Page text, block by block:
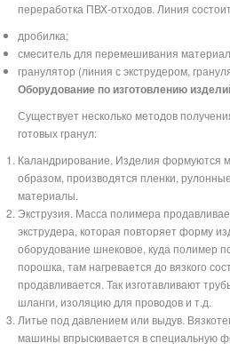
переработка ПВХ-отходов. Линия
дробилка;
смеситель для перемешивания
гранулятор (линия с экструдером,
Оборудование по изготовлению
Существует несколько методов
готовых гранул:
Каландрирование. Изделия формуются
образом, производятся пленки,
материалы.
Экструзия. Масса полимера
экструдера, которая повторяет форму
оборудование шнековое, куда полимер
порошка, там нагревается до вязкого
продавливается. Так изготавливают
шланги, изоляцию для проводов и т.д.
Литье под давлением или выдув.
машины впрыскивается в специальную